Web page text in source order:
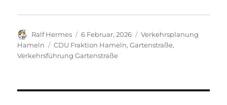
Autor
Ralf Hermes
Veröffentlicht
am
6 Februar, 2026 Kategorien
Verkehrsplanung
Hameln
Schlagwörter
CDU Fraktion Hameln,Gartenstraße,
Verkehrsführung Gartenstraße